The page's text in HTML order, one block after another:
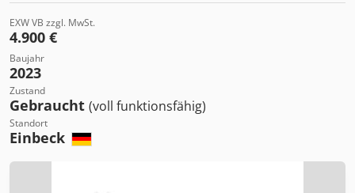
EXW VB zzgl. MwSt.
4.900 €
Baujahr
2023
Zustand
Gebraucht (voll funktionsfähig)
Standort
Einbeck